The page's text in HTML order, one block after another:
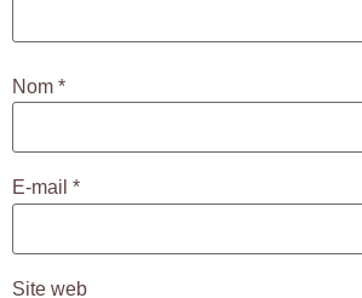
Nom *
E-mail *
Site web